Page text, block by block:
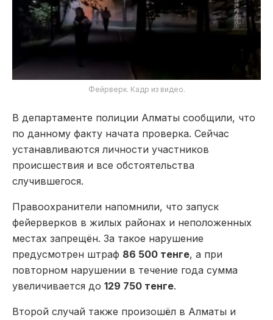
Фейрверк. Кадр из видео.
В департаменте полиции Алматы сообщили, что
по данному факту начата проверка. Сейчас
устанавливаются личности участников
происшествия и все обстоятельства
случившегося.
Правоохранители напомнили, что запуск
фейерверков в жилых районах и неположенных
местах запрещён. За такое нарушение
предусмотрен штраф 86 500 тенге, а при
повторном нарушении в течение года сумма
увеличивается до 129 750 тенге.
Второй случай также произошёл в Алматы и